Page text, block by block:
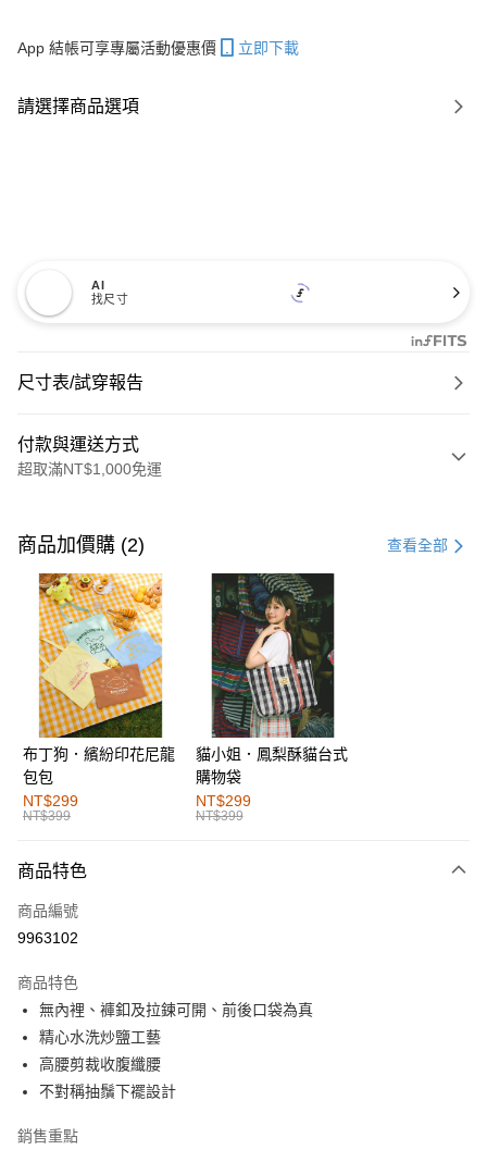
App 結帳可享專屬活動優惠價 立即下載
請選擇商品選項
AI
找尺寸
尺寸表/試穿報告
付款與運送方式
超取滿NT$1,000免運
信用卡一次付款
購物金
超商取貨付款
LINE Pay
街口支付
運送方式
全家取貨付款
每筆NT$60，滿NT$1,000(含以上)免運費
付款後全家取貨
萊爾富取貨付款
付款後萊爾富取貨
每筆NT$60，滿NT$1,000(含以上)免運費
7-11取貨付款
每筆NT$60，滿NT$1,000(含以上)免運費
付款後7-11取貨
商品加價購 (2) 查看全部
布丁狗．繽紛印花尼龍
包包
NT$299
NT$399
貓小姐．鳳梨酥貓台式
購物袋
NT$299
NT$399
商品特色
商品編號
9963102
商品特色
無內裡、褲釦及拉鍊可開、前後口袋為真
精心水洗炒鹽工藝
高腰剪裁收腹纖腰
不對稱抽鬚下襬設計
銷售重點